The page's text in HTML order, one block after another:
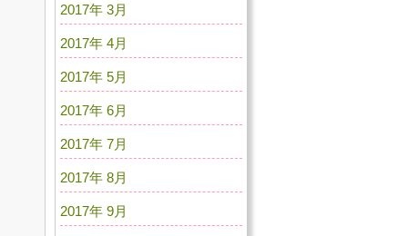
2017年 3月
2017年 4月
2017年 5月
2017年 6月
2017年 7月
2017年 8月
2017年 9月